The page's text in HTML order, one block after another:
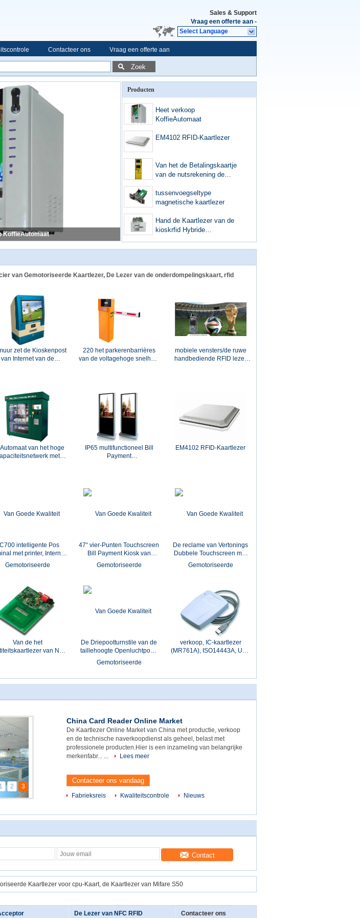
Sales & Support
Vraag een offerte aan -
Select Language
Contacteer ons Vraag een offerte aan
Zoek
Kaartlezer
Producten
Heet verkoop
KoffieAutomaat
EM4102 RFID-Kaartlezer
Van het de Betalingskaartje
van de nutsrekening de
Magnetische Kaartlezer en
Printer
tussenvoegseltype
magnetische kaartlezer
Hand de Kaartlezer van de
kioskrfid Hybride
Delen gelijkstroom 5V
van Gemotoriseerde Kaartlezer, De Lezer van de onderdompelingskaart, rfid
zet de Kioskenpost
van Internet van de
220 het parkerenbarrières
van de voltagehoge snelheid
mobiele vensters/de ruwe
handbediende RFID lezer
van het hoge
met
IP65 multifunctioneel Bill
Payment
EM4102 RFID-Kaartlezer
intelligente Pos
met printer, Internet,
NFC, WiFi, BT
47“ vier-Punten Touchscreen
Bill Payment Kiosk van
IRL/de Kiosk van de Self -
De reclame van Vertonings
Dubbele Touchscreen met
het Menselijke Apparaat van
Van de het
van NXP
De Driepootturnstile van de
taillehoogte Openluchtpoort
met Intelligente Kaartlezer
verkoop, IC-kaartlezer
(MR761A), ISO14443A, USB
1 2 3
China Card Reader Online Market
De Kaartlezer Online Market van China met productie, verkoop
en de technische naverkoopdienst als geheel, belast met
professionele producten.Hier is een inzameling van belangrijke
merkenfabr... ...
Lees meer
Contacteer ons vandaag
Fabrieksreis Kwaliteitscontrole Nieuws
Contact
Kaartlezer voor cpu-Kaart, de Kaartlezer van Mifare S50
De Lezer van NFC RFID Contacteer ons